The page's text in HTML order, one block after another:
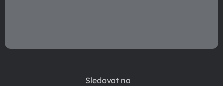
Sledovat na